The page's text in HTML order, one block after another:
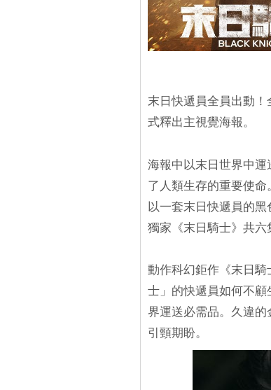
末日快遞員全員出動
式釋出主視覺海報。
海報中以末日世界中
了人類生存的重要使命
以一套末日快遞員的
獨家《末日騎士》共六
動作科幻鉅作《末日
士」的快遞員如何不
界運送必需品。久違
引頸期盼。